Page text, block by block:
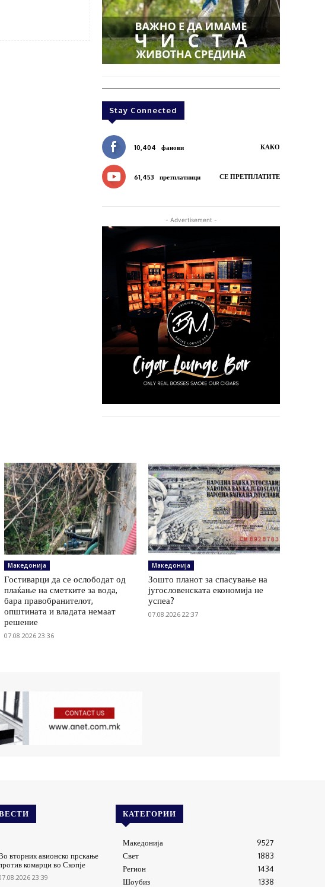
Stay Connected
10,404 фанови КАКО
61,453 претплатници СЕ ПРЕТПЛАТИТЕ
- Advertisement -
Македонија
Гостиварци да се ослободат од
плаќање на сметките за вода,
бара правобранителот,
општината и владата немаат
решение
07.08.2026 23:36
Македонија
Зошто планот за спасување на
југословенската економија не
успеа?
07.08.2026 22:37
вторник авионско прскање
комарци во Скопје
23:39
КАТЕГОРИИ
Македонија
9527
Свет
1883
Регион
1434
Шоубиз
1338